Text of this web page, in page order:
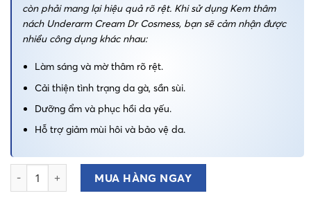
còn phải mang lại hiệu quả rõ rệt. Khi sử dụng Kem thâm
nách Underarm Cream Dr Cosmess, bạn sẽ cảm nhận được
nhiều công dụng khác nhau:
Làm sáng và mờ thâm rõ rệt.
Cải thiện tình trạng da gà, sần sùi.
Dưỡng ẩm và phục hồi da yếu.
Hỗ trợ giảm mùi hôi và bảo vệ da.
Kem thâm nách Dr Cosmess Underarm Cream quantity
MUA HÀNG NGAY